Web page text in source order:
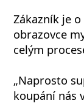
Zákazník je
obrazovce
celým
„Naprosto
koupání nás